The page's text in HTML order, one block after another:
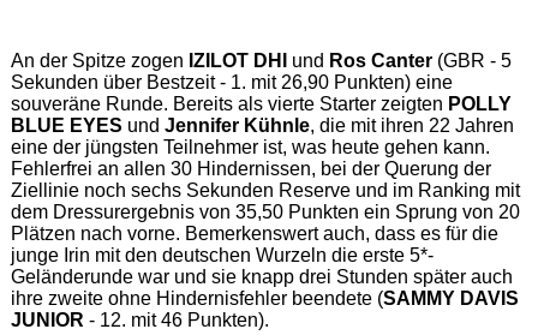
An der Spitze zogen IZILOT DHI und Ros Canter(GBR - 5
Sekunden über Bestzeit - 1. mit 26,90 Punkten) eine
souveräne Runde. Bereits als vierte Starter zeigten POLLY
BLUE EYES und Jennifer Kühnle, die mit ihren 22 Jahren
eine der jüngsten Teilnehmer ist, was heute gehen kann.
Fehlerfrei an allen 30 Hindernissen, bei der Querung der
Ziellinie noch sechs Sekunden Reserve und im Ranking mit
dem Dressurergebnis von 35,50 Punkten ein Sprung von 20
Plätzen nach vorne. Bemerkenswert auch, dass es für die
junge Irin mit den deutschen Wurzeln die erste 5*-
Geländerunde war und sie knapp drei Stunden später auch
ihre zweite ohne Hindernisfehler beendete (SAMMY DAVIS
JUNIOR - 12. mit 46 Punkten).